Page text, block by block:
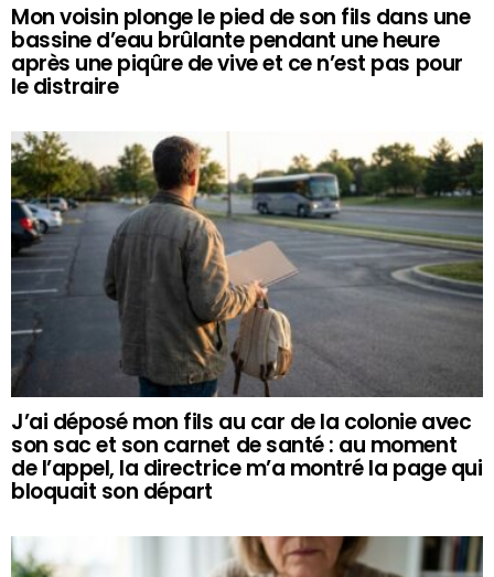
Mon voisin plonge le pied de son fils dans une
bassine d’eau brûlante pendant une heure
après une piqûre de vive et ce n’est pas pour
le distraire
J’ai déposé mon fils au car de la colonie avec
son sac et son carnet de santé : au moment
de l’appel, la directrice m’a montré la page qui
bloquait son départ